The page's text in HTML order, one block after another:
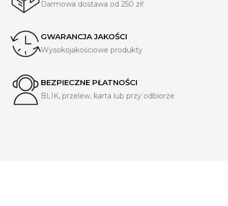
Darmowa dostawa od 250 zł!
GWARANCJA JAKOŚCI
Wysokojakościowe produkty
BEZPIECZNE PŁATNOŚCI
BLIK, przelew, karta lub przy odbiorze